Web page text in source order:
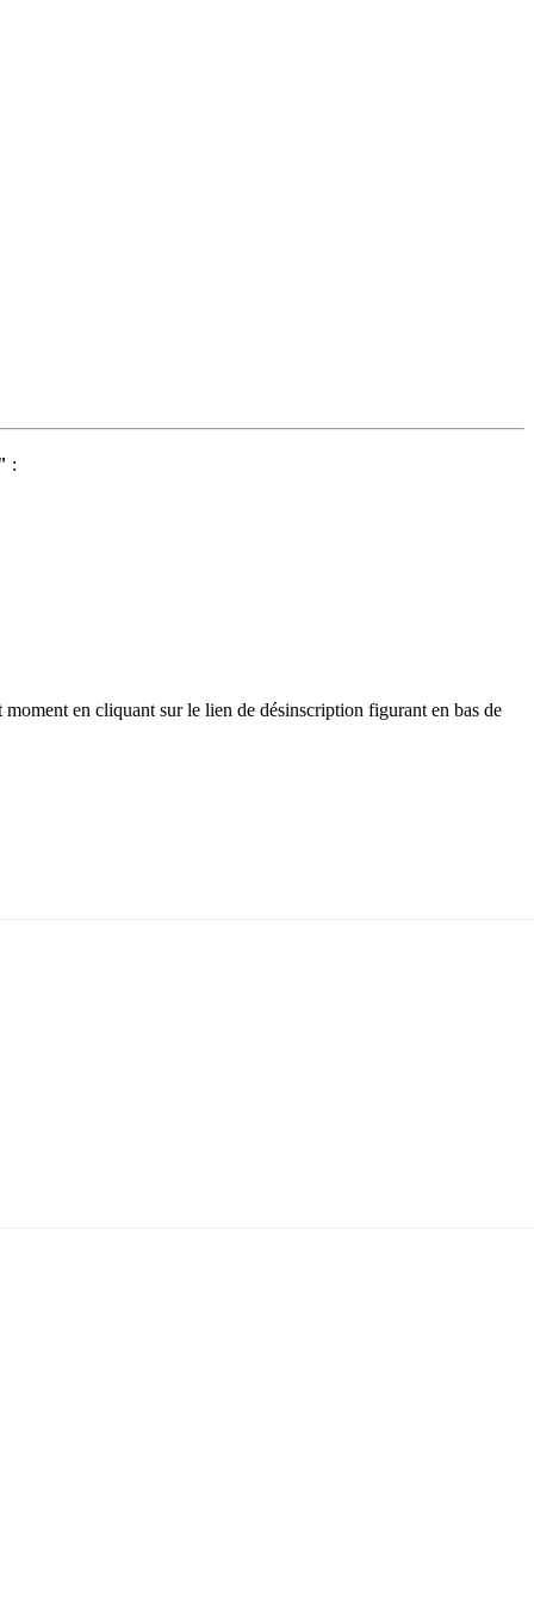
:
en cliquant sur le lien de désinscription figurant en bas de